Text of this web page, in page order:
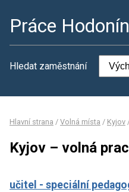
Práce Hodonín
Hledat zaměstnání
Hlavní strana / Volná místa / Kyjov
Kyjov – volná
učitel - speciální